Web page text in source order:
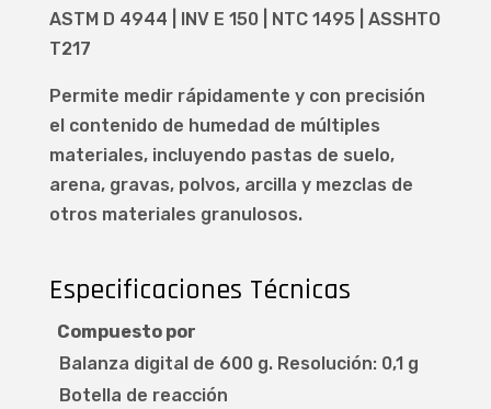
ASTM D 4944 | INV E 150 | NTC 1495 | ASSHTO
T217
Permite medir rápidamente y con precisión
el contenido de humedad de múltiples
materiales, incluyendo pastas de suelo,
arena, gravas, polvos, arcilla y mezclas de
otros materiales granulosos.
Especificaciones Técnicas
Compuesto por
Balanza digital de 600 g. Resolución: 0,1 g
Botella de reacción